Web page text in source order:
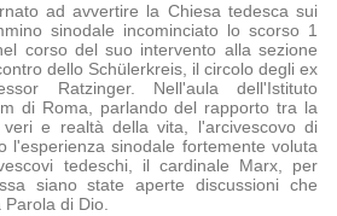
ad avvertire la Chiesa tedesca sui
sinodale incominciato lo scorso 1
corso del suo intervento alla sezione
dello Schülerkreis, il circolo degli ex
Ratzinger. Nell'aula dell'Istituto
di Roma, parlando del rapporto tra la
veri e realtà della vita, l'arcivescovo di
l'esperienza sinodale fortemente voluta
tedeschi, il cardinale Marx, per
siano state aperte discussioni che
di Dio.